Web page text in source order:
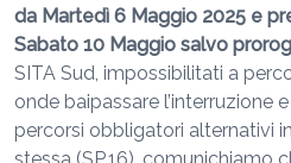
da Martedì 6 Maggio 2025 e
Sabato 10 Maggio salvo
SITA Sud, impossibilitati a
onde baipassare l’interruzione
percorsi obbligatori alternativi